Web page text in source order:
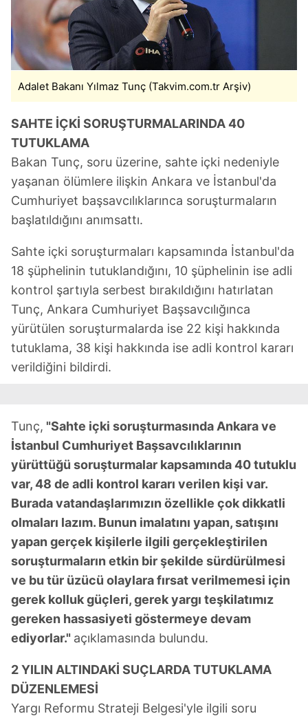
Adalet Bakanı Yılmaz Tunç (Takvim.com.tr Arşiv)
SAHTE İÇKİ SORUŞTURMALARINDA 40
TUTUKLAMA
Bakan Tunç, soru üzerine, sahte içki nedeniyle
yaşanan ölümlere ilişkin Ankara ve İstanbul'da
Cumhuriyet başsavcılıklarınca soruşturmaların
başlatıldığını anımsattı.
Sahte içki soruşturmaları kapsamında İstanbul'da
18 şüphelinin tutuklandığını, 10 şüphelinin ise adli
kontrol şartıyla serbest bırakıldığını hatırlatan
Tunç, Ankara Cumhuriyet Başsavcılığınca
yürütülen soruşturmalarda ise 22 kişi hakkında
tutuklama, 38 kişi hakkında ise adli kontrol kararı
verildiğini bildirdi.
Tunç, "Sahte içki soruşturmasında Ankara ve
İstanbul Cumhuriyet Başsavcılıklarının
yürüttüğü soruşturmalar kapsamında 40 tutuklu
var, 48 de adli kontrol kararı verilen kişi var.
Burada vatandaşlarımızın özellikle çok dikkatli
olmaları lazım. Bunun imalatını yapan, satışını
yapan gerçek kişilerle ilgili gerçekleştirilen
soruşturmaların etkin bir şekilde sürdürülmesi
ve bu tür üzücü olaylara fırsat verilmemesi için
gerek kolluk güçleri, gerek yargı teşkilatımız
gereken hassasiyeti göstermeye devam
ediyorlar." açıklamasında bulundu.
2 YILIN ALTINDAKİ SUÇLARDA TUTUKLAMA
DÜZENLEMESİ
Yargı Reformu Strateji Belgesi'yle ilgili soru